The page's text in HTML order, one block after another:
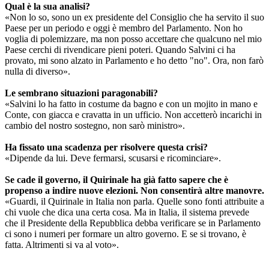
Qual è la sua analisi?
«Non lo so, sono un ex presidente del Consiglio che ha servito il suo
Paese per un periodo e oggi è membro del Parlamento. Non ho
voglia di polemizzare, ma non posso accettare che qualcuno nel mio
Paese cerchi di rivendicare pieni poteri. Quando Salvini ci ha
provato, mi sono alzato in Parlamento e ho detto "no". Ora, non farò
nulla di diverso».
Le sembrano situazioni paragonabili?
«Salvini lo ha fatto in costume da bagno e con un mojito in mano e
Conte, con giacca e cravatta in un ufficio. Non accetterò incarichi in
cambio del nostro sostegno, non sarò ministro».
Ha fissato una scadenza per risolvere questa crisi?
«Dipende da lui. Deve fermarsi, scusarsi e ricominciare».
Se cade il governo, il Quirinale ha già fatto sapere che è
propenso a indire nuove elezioni. Non consentirà altre manovre.
«Guardi, il Quirinale in Italia non parla. Quelle sono fonti attribuite a
chi vuole che dica una certa cosa. Ma in Italia, il sistema prevede
che il Presidente della Repubblica debba verificare se in Parlamento
ci sono i numeri per formare un altro governo. E se si trovano, è
fatta. Altrimenti si va al voto».